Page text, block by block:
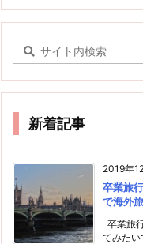
新着記事
2019年
卒業旅
で海外
卒業旅
てみたい